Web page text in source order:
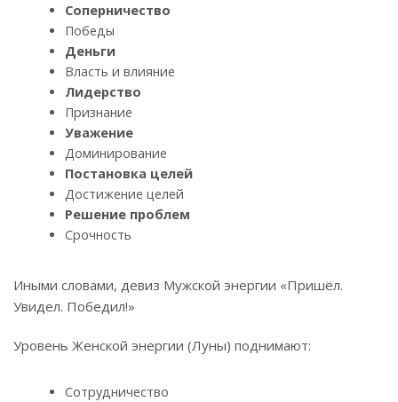
Соперничество
Победы
Деньги
Власть и влияние
Лидерство
Признание
Уважение
Доминирование
Постановка целей
Достижение целей
Решение проблем
Срочность
Иными словами, девиз Мужской энергии «Пришёл.
Увидел. Победил!»
Уровень Женской энергии (Луны) поднимают:
Сотрудничество